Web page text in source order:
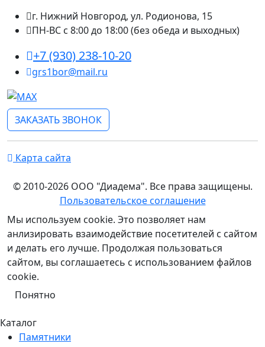
г. Нижний Новгород, ул. Родионова, 15
ПН-ВС с 8:00 до 18:00 (без обеда и выходных)
+7 (930) 238-10-20
grs1bor@mail.ru
ЗАКАЗАТЬ ЗВОНОК
Карта сайта
© 2010-2026 ООО "Диадема". Все права защищены.
Пользовательское соглашение
Мы используем cookie. Это позволяет нам
анлизировать взаимодействие посетителей с сайтом
и делать его лучше. Продолжая пользоваться
сайтом, вы соглашаетесь с использованием файлов
cookie.
Понятно
Каталог
Памятники